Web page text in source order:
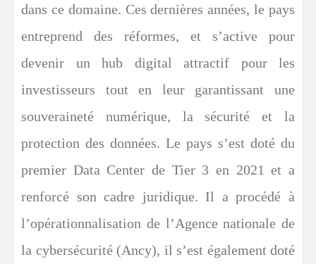
dans ce domaine. Ces dernières années, le pays
entreprend des réformes, et s’active pour
devenir un hub digital attractif pour les
investisseurs tout en leur garantissant une
souveraineté numérique, la sécurité et la
protection des données. Le pays s’est doté du
premier Data Center de Tier 3 en 2021 et a
renforcé son cadre juridique. Il a procédé à
l’opérationnalisation de l’Agence nationale de
la cybersécurité (Ancy), il s’est également doté